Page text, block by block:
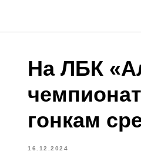
На ЛБК
гонкам
16.12.2024